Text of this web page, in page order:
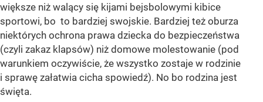
większe niż walący się kijami bejsbolowymi kibice
sportowi, bo to bardziej swojskie. Bardziej też oburza
niektórych ochrona prawa dziecka do bezpieczeństwa
(czyli zakaz klapsów) niż domowe molestowanie (pod
warunkiem oczywiście, że wszystko zostaje w rodzinie
i sprawę załatwia cicha spowiedź). No bo rodzina jest
święta.